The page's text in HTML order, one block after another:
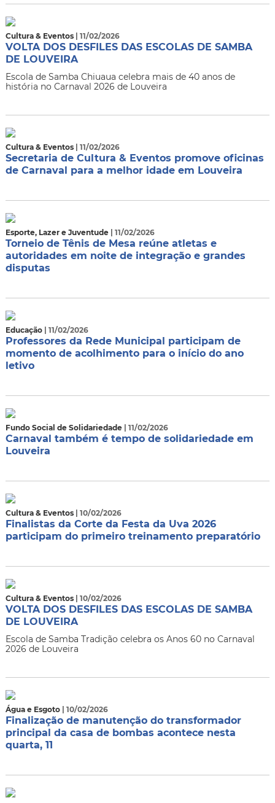
Cultura & Eventos | 11/02/2026
VOLTA DOS DESFILES DAS ESCOLAS DE SAMBA
DE LOUVEIRA
Escola de Samba Chiuaua celebra mais de 40 anos de
história no Carnaval 2026 de Louveira
Cultura & Eventos | 11/02/2026
Secretaria de Cultura & Eventos promove oficinas
de Carnaval para a melhor idade em Louveira
Esporte, Lazer e Juventude | 11/02/2026
Torneio de Tênis de Mesa reúne atletas e
autoridades em noite de integração e grandes
disputas
Educação | 11/02/2026
Professores da Rede Municipal participam de
momento de acolhimento para o início do ano
letivo
Fundo Social de Solidariedade | 11/02/2026
Carnaval também é tempo de solidariedade em
Louveira
Cultura & Eventos | 10/02/2026
Finalistas da Corte da Festa da Uva 2026
participam do primeiro treinamento preparatório
Cultura & Eventos | 10/02/2026
VOLTA DOS DESFILES DAS ESCOLAS DE SAMBA
DE LOUVEIRA
Escola de Samba Tradição celebra os Anos 60 no Carnaval
2026 de Louveira
Água e Esgoto | 10/02/2026
Finalização de manutenção do transformador
principal da casa de bombas acontece nesta
quarta, 11